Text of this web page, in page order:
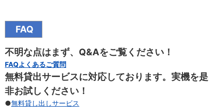
FAQ
不明な点はまず、Q&Aをご覧ください！
FAQよくあるご質問
無料貸出サービスに対応しております。実機を是
非お試しください！
●無料貸し出しサービス